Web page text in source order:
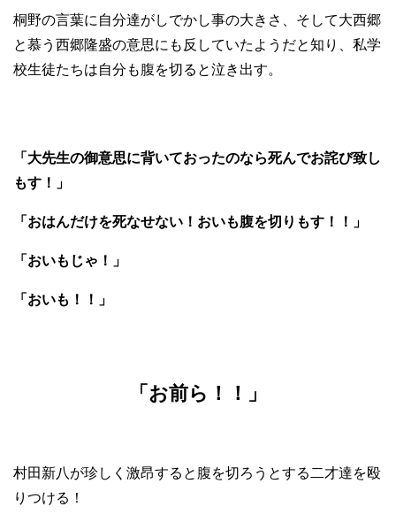
桐野の言葉に自分達がしでかし事の大きさ、そして大西郷
と慕う西郷隆盛の意思にも反していたようだと知り、私学
校生徒たちは自分も腹を切ると泣き出す。
「大先生の御意思に背いておったのなら死んでお詫び致し
もす！」
「おはんだけを死なせない！おいも腹を切りもす！！」
「おいもじゃ！」
「おいも！！」
「お前ら！！」
村田新八が珍しく激昂すると腹を切ろうとする二才達を殴
りつける！